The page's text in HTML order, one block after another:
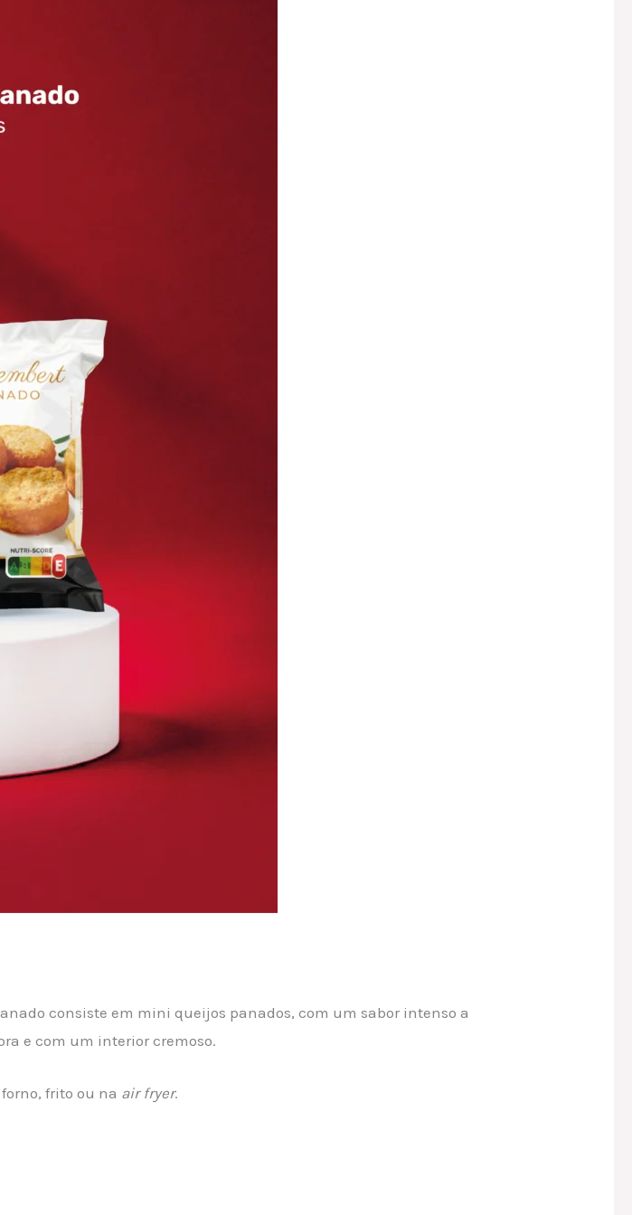
consiste em mini queijos panados, com um sabor intenso a
e com um interior cremoso.
frito ou na air fryer.